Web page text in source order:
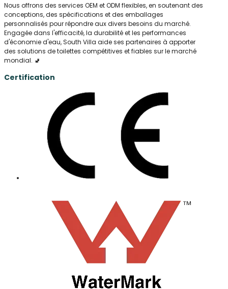
Nous offrons des services OEM et ODM flexibles, en soutenant des
conceptions, des spécifications et des emballages
personnalisés pour répondre aux divers besoins du marché.
Engagée dans l'efficacité, la durabilité et les performances
d'économie d'eau, South Villa aide ses partenaires à apporter
des solutions de toilettes compétitives et fiables sur le marché
mondial. 🚽
Certification